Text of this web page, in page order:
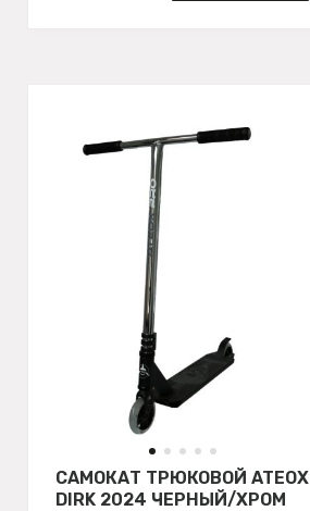
САМОКАТ ТРЮКОВОЙ ATEOX
DIRK 2024 ЧЕРНЫЙ/ХРОМ